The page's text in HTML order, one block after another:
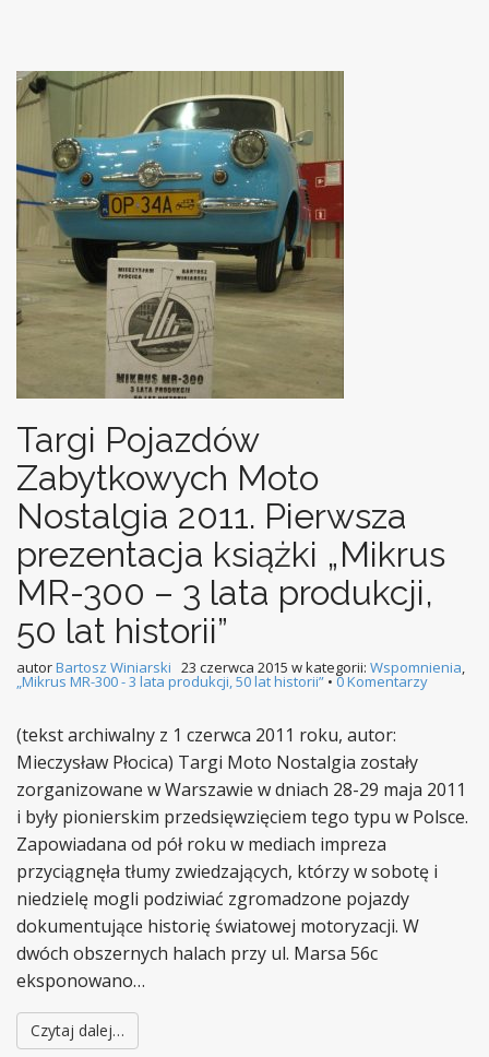
Targi Pojazdów
Zabytkowych Moto
Nostalgia 2011. Pierwsza
prezentacja książki „Mikrus
MR-300 – 3 lata produkcji,
50 lat historii”
autorBartosz Winiarski 23 czerwca 2015 w kategorii: Wspomnienia,
„Mikrus MR-300 - 3 lata produkcji, 50 lat historii” • 0 Komentarzy
(tekst archiwalny z 1 czerwca 2011 roku, autor:
Mieczysław Płocica) Targi Moto Nostalgia zostały
zorganizowane w Warszawie w dniach 28-29 maja 2011
i były pionierskim przedsięwzięciem tego typu w Polsce.
Zapowiadana od pół roku w mediach impreza
przyciągnęła tłumy zwiedzających, którzy w sobotę i
niedzielę mogli podziwiać zgromadzone pojazdy
dokumentujące historię światowej motoryzacji. W
dwóch obszernych halach przy ul. Marsa 56c
eksponowano…
Czytaj dalej…